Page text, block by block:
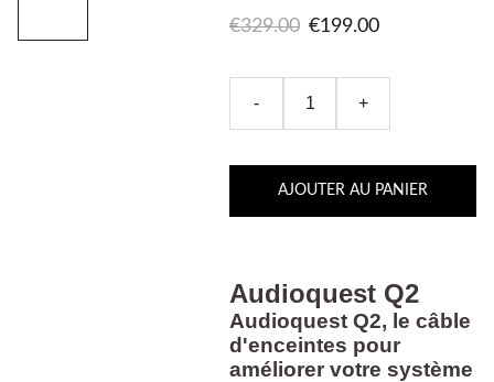
€329.00 €199.00
- +
AJOUTER AU PANIER
Audioquest Q2
Audioquest Q2, le câble
d'enceintes pour
améliorer votre système